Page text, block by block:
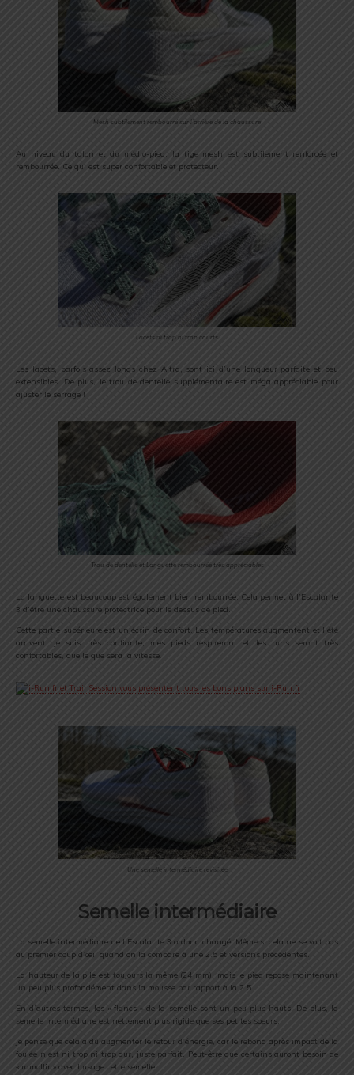
Mesh subtilement rembourré sur l’arrière de la chaussure
Au niveau du talon et du médio-pied, la tige mesh est subtilement renforcée et
rembourrée. Ce qui est super confortable et protecteur.
Lacets ni trop ni trop courts
Les lacets, parfois assez longs chez Altra, sont ici d’une longueur parfaite et peu
extensibles. De plus, le trou de dentelle supplémentaire est méga appréciable pour
ajuster le serrage !
Trou de dentelle et Languette rembourrée très appréciables
La languette est beaucoup est également bien rembourrée. Cela permet à l’Escalante
3 d’être une chaussure protectrice pour le dessus de pied.
Cette partie supérieure est un écrin de confort. Les températures augmentent et l’été
arrivent, je suis très confiante, mes pieds respireront et les runs seront très
confortables, quelle que sera la vitesse.
Une semelle intermédiaire revisitée
Semelle intermédiaire
La semelle intermédiaire de l’Escalante 3 a donc changé. Même si cela ne se voit pas
au premier coup d’œil quand on la compare à une 2.5 et versions précédentes.
La hauteur de la pile est toujours la même (24 mm), mais le pied repose maintenant
un peu plus profondément dans la mousse par rapport à la 2.5.
En d’autres termes, les « flancs » de la semelle sont un peu plus hauts. De plus, la
semelle intermédiaire est nettement plus rigide que ses petites soeurs.
Je pense que cela a dû augmenter le retour d’énergie, car le rebond après impact de la
foulée n’est ni trop ni trop dur, juste parfait. Peut-être que certains auront besoin de
« ramollir » avec l’usage cette semelle.